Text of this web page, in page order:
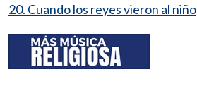
20. Cuando los reyes vieron al niño